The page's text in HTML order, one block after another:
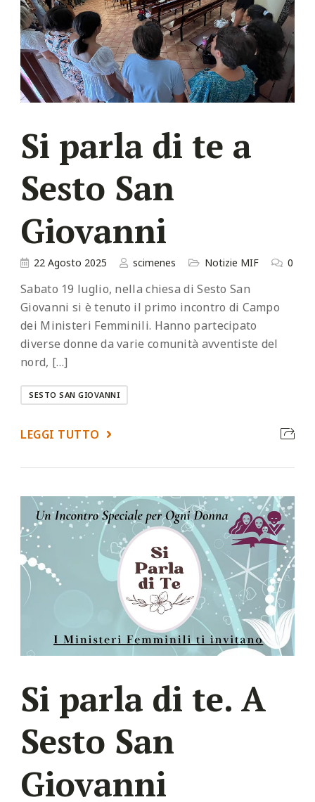
Si parla di te a
Sesto San
Giovanni
22 Agosto 2025 scimenes Notizie MIF 0
Sabato 19 luglio, nella chiesa di Sesto San
Giovanni si è tenuto il primo incontro di Campo
dei Ministeri Femminili. Hanno partecipato
diverse donne da varie comunità avventiste del
nord, […]
SESTO SAN GIOVANNI
LEGGI TUTTO
Si parla di te. A
Sesto San
Giovanni